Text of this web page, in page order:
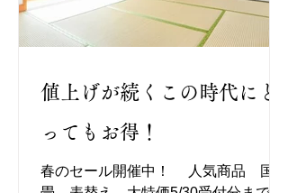
値上げが続くこの時代にと
ってもお得！
春のセール開催中！ 人気商品 国産